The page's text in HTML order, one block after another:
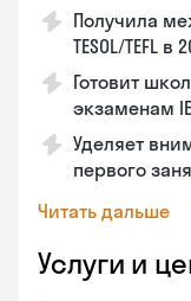
Получила
TESOL/TEFL в
Готовит
экзаменам
Уделяет
первого
Читать дальше
Услуги и